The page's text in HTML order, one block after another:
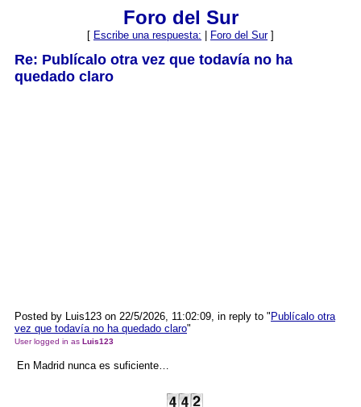
Foro del Sur
[ Escribe una respuesta: Foro del Sur]
Re: Publícalo otra vez que todavía no ha
quedado claro
Posted by Luis123 on 22/5/2026, 11:02:09, in reply to " Publícalo otra
vez que todavía no ha quedado claro"
User logged in as Luis123
En Madrid nunca es suficiente…